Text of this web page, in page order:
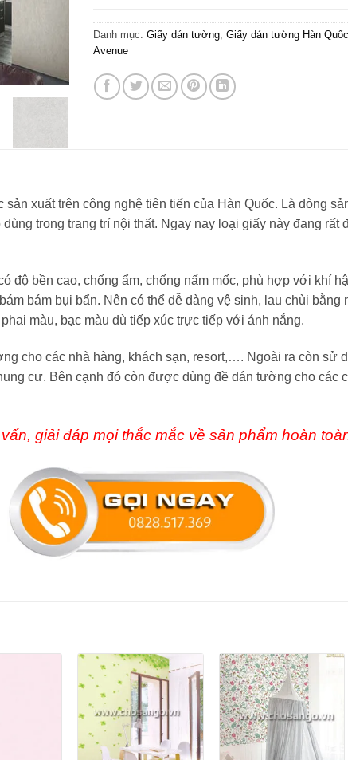
Danh mục: Giấy dán tường, Giấy dán tường Hàn Quốc
Avenue
sản xuất trên công nghệ tiên tiến của Hàn Quốc. Là dòng
trong trang trí nội thất. Ngay nay loại giấy này đang rất
độ bền cao, chống ẩm, chống nấm mốc, phù hợp với khí
bám bụi bẩn. Nên có thể dễ dàng vệ sinh, lau chùi
màu, bạc màu dù tiếp xúc trực tiếp với ánh nắng.
cho các nhà hàng, khách sạn, resort,…. Ngoài ra còn sử
cư. Bên cạnh đó còn được dùng đề dán tường cho các
giải đáp mọi thắc mắc về sản phẩm hoàn